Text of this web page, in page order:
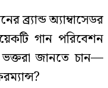
ব্র্যান্ড অ্যাম্বাসেডর
গান পরিবেশন
জানতে চান—